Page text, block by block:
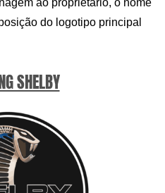
ao proprietário, o nome
do logotipo principal
SHELBY